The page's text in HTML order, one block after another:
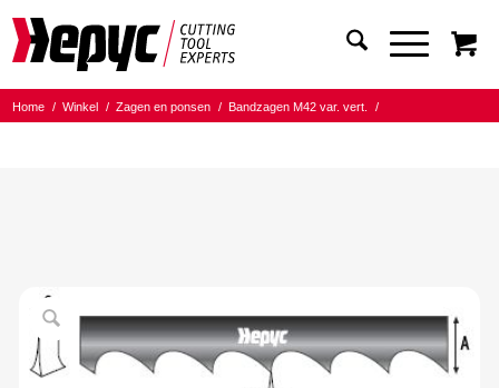
Home / Winkel / Zagen en ponsen / Bandzagen M42 var. vert.
/